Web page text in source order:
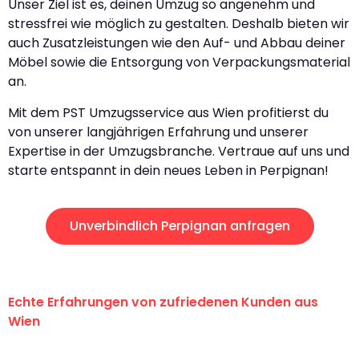
Unser Ziel ist es, deinen Umzug so angenehm und
stressfrei wie möglich zu gestalten. Deshalb bieten wir
auch Zusatzleistungen wie den Auf- und Abbau deiner
Möbel sowie die Entsorgung von Verpackungsmaterial
an.
Mit dem PST Umzugsservice aus Wien profitierst du
von unserer langjährigen Erfahrung und unserer
Expertise in der Umzugsbranche. Vertraue auf uns und
starte entspannt in dein neues Leben in Perpignan!
Unverbindlich Perpignan anfragen
Echte Erfahrungen von zufriedenen Kunden aus
Wien